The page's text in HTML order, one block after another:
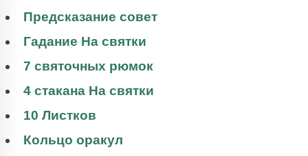
Предсказание совет
Гадание На святки
7 святочных рюмок
4 стакана На святки
10 Листков
Кольцо оракул